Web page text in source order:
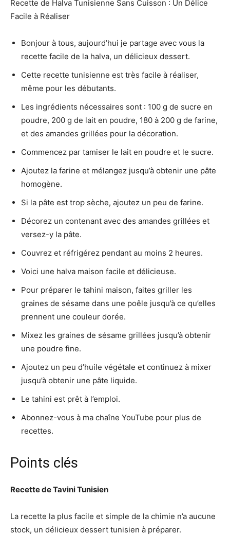
Recette de Halva Tunisienne Sans Cuisson : Un Délice
Facile à Réaliser
Bonjour à tous, aujourd’hui je partage avec vous la
recette facile de la halva, un délicieux dessert.
Cette recette tunisienne est très facile à réaliser,
même pour les débutants.
Les ingrédients nécessaires sont : 100 g de sucre en
poudre, 200 g de lait en poudre, 180 à 200 g de farine,
et des amandes grillées pour la décoration.
Commencez par tamiser le lait en poudre et le sucre.
Ajoutez la farine et mélangez jusqu’à obtenir une pâte
homogène.
Si la pâte est trop sèche, ajoutez un peu de farine.
Décorez un contenant avec des amandes grillées et
versez-y la pâte.
Couvrez et réfrigérez pendant au moins 2 heures.
Voici une halva maison facile et délicieuse.
Pour préparer le tahini maison, faites griller les
graines de sésame dans une poêle jusqu’à ce qu’elles
prennent une couleur dorée.
Mixez les graines de sésame grillées jusqu’à obtenir
une poudre fine.
Ajoutez un peu d’huile végétale et continuez à mixer
jusqu’à obtenir une pâte liquide.
Le tahini est prêt à l’emploi.
Abonnez-vous à ma chaîne YouTube pour plus de
recettes.
Points clés
Recette de Tavini Tunisien
La recette la plus facile et simple de la chimie n’a aucune
stock, un délicieux dessert tunisien à préparer.